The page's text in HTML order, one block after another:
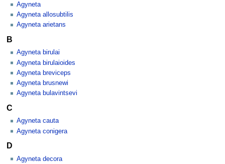
Agyneta
Agyneta allosubtilis
Agyneta arietans
B
Agyneta birulai
Agyneta birulaioides
Agyneta breviceps
Agyneta brusnewi
Agyneta bulavintsevi
C
Agyneta cauta
Agyneta conigera
D
Agyneta decora